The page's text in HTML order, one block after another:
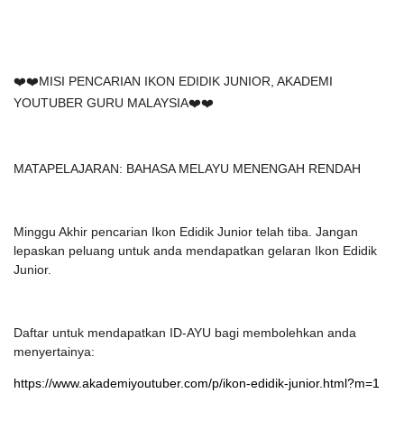
❤️❤️MISI PENCARIAN IKON EDIDIK JUNIOR, AKADEMI
YOUTUBER GURU MALAYSIA❤️❤️
MATAPELAJARAN: BAHASA MELAYU MENENGAH RENDAH
Minggu Akhir pencarian Ikon Edidik Junior telah tiba. Jangan
lepaskan peluang untuk anda mendapatkan gelaran Ikon Edidik
Junior.
Daftar untuk mendapatkan ID-AYU bagi membolehkan anda
menyertainya:
https://www.akademiyoutuber.com/p/ikon-edidik-junior.html?m=1